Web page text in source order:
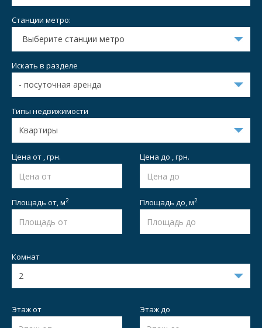
Станции метро:
Выберите станции метро
Искать в разделе
Типы недвижимости
Цена от , грн. Цена до , грн.
Площадь от,м2 Площадь до,м2
Комнат
Этаж от Этаж до